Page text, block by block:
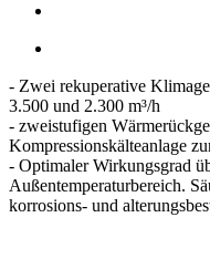
- Zwei rekuperative
3.500 und 2.300 m³/h
- zweistufigen
Kompressionskälteanlage
- Optimaler Wirkungsgrad
Außentemperaturbereich.
korrosions- und